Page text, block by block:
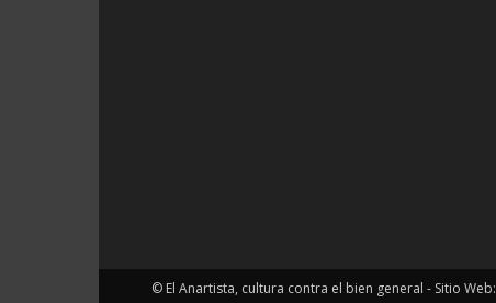
© El Anartista, cultura contra el bien general - Sitio Web: